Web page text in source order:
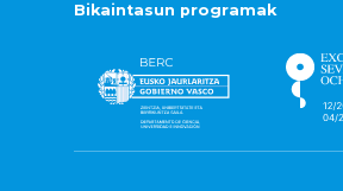
Bikaintasun programak